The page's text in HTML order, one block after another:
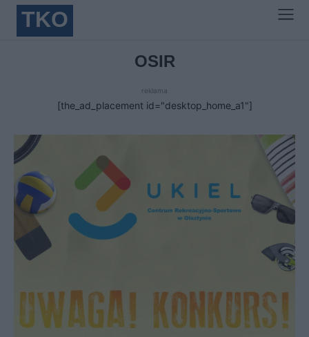
TKO
OSIR
reklama
[the_ad_placement id="desktop_home_a1"]